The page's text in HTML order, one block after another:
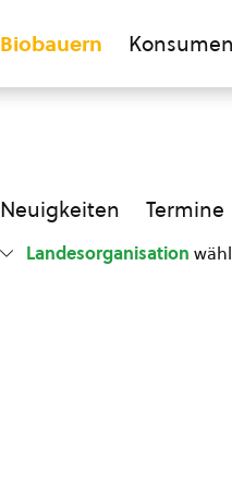
Biobauern
Neuigkeiten Termine
Landesorganisation